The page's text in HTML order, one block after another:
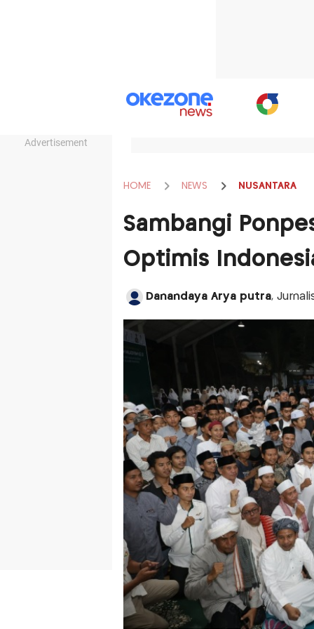
Advertisement
HOME NEWS NUSANTARA
Sambangi
Optimis
Danandaya Arya putra,